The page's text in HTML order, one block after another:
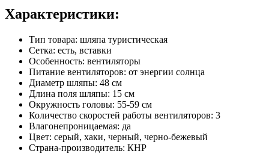
Характеристики:
Тип товара: шляпа туристическая
Сетка: есть, вставки
Особенность: вентиляторы
Питание вентиляторов: от энергии солнца
Диаметр шляпы: 48 см
Длина поля шляпы: 15 см
Окружность головы: 55-59 см
Количество скоростей работы вентиляторов: 3
Влагонепроницаемая: да
Цвет: серый, хаки, черный, черно-бежевый
Страна-производитель: КНР